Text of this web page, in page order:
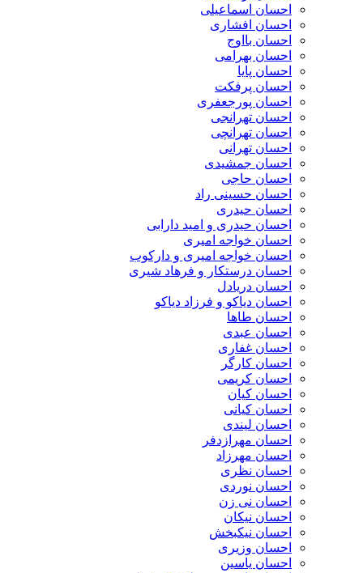
احسان اسماعیلی
احسان افشاری
احسان بااوج
احسان بهرامی
احسان پایا
احسان پرفکت
احسان پورجعفری
احسان تهرانجی
احسان تهرانچی
احسان تهرانی
احسان جمشیدی
احسان حاجی
احسان حسینی راد
احسان حیدری
احسان حیدری و امید دارابی
احسان خواجه امیری
احسان خواجه امیری و دارکوب
احسان درستكار و فرهاد شيرى
احسان دریادل
احسان دیاکو و فرزاد دیاکو
احسان طاها
احسان عبدی
احسان غفاری
احسان کارگر
احسان کریمی
احسان کیان
احسان کیانی
احسان لیندی
احسان مهرازدفر
احسان مهرزاد
احسان نظری
احسان نوردی
احسان نی زن
احسان نیکان
احسان نیکبخش
احسان وزیری
احسان یاسین